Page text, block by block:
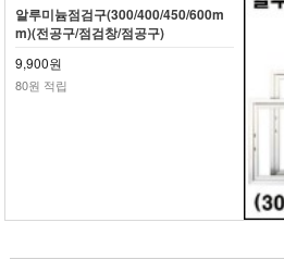
알루미늄점검구(300/400/450/600m
m)(전공구/점검창/점공구)
9,900원
80원 적립